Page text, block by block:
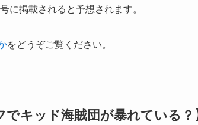
に掲載されると予想されます。
をどうぞご覧ください。
でキッド海賊団が暴れている？